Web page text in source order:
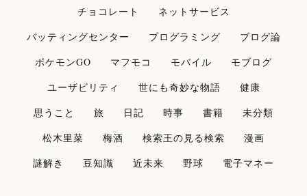
チョコレート
ネットサービス
バッティングセンター
プログラミング
ブログ論
ポケモンGO
マフモコ モバイル
モブログ
ユーザビリティ
世にも奇妙な物語
健康
思うこと
旅 日記 時事 書籍
未分類
松木里菜
梅酒 検索王の見る検索
漫画
謎解き
豆知識 近未来 野球 電子マネー